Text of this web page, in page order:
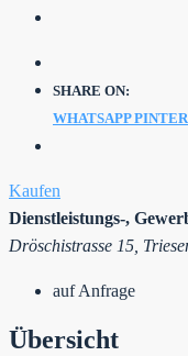
SHARE ON:
WHATSAPP
Kaufen
Dienstleistungs-,
Dröschistrasse 15,
auf Anfrage
Übersicht